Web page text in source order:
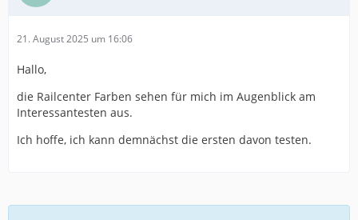
21. August 2025 um 16:06
Hallo,
die Railcenter Farben sehen für mich im Augenblick am
Interessantesten aus.
Ich hoffe, ich kann demnächst die ersten davon testen.